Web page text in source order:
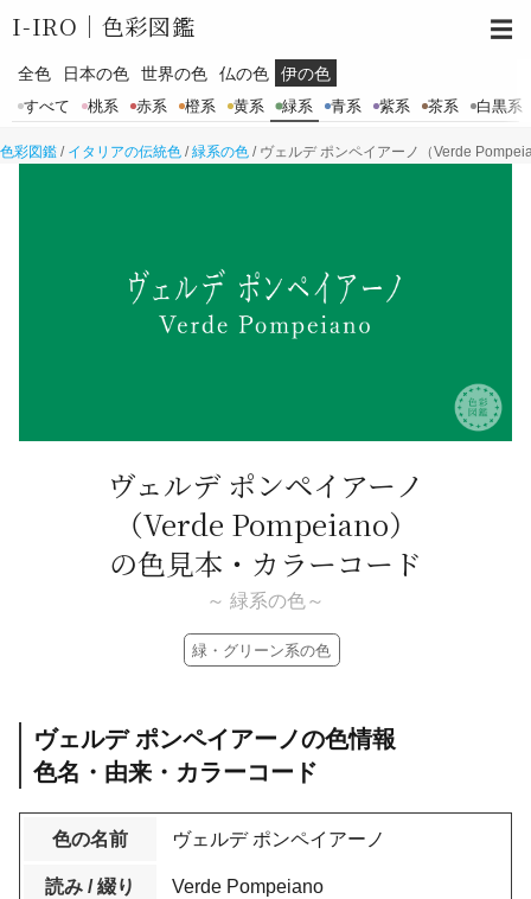
I-IRO｜ 色彩図鑑
全色 日本の色 世界の色 仏の色 伊の色
すべて 桃系 赤系 橙系 黄系 緑系 青系 紫系 茶系 白黒系
☰
色彩図鑑 / イタリアの伝統色 / 緑系の色 /ヴェルデ ポンペイアーノ（Verde
ヴェルデ ポンペイアーノ
（Verde Pompeiano）
の色見本・カラーコード
～ 緑系の色～
緑・グリーン系の色
ヴェルデ ポンペイアーノの色情報
色名・由来・カラーコード
色の名前 ヴェルデ ポンペイアーノ
読み / 綴り Verde Pompeiano